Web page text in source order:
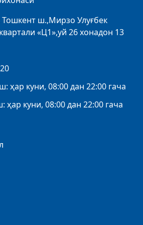
ш.,Мирзо Улуғбек
«Ц1»,уй 26 хонадон 13
ҳар куни, 08:00 дан 22:00 гача
ҳар куни, 08:00 дан 22:00 гача